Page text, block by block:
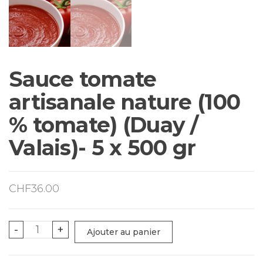
Sauce tomate
artisanale nature (100
% tomate) (Duay /
Valais)- 5 x 500 gr
CHF36.00
-
quantité
+ Ajouter au panier